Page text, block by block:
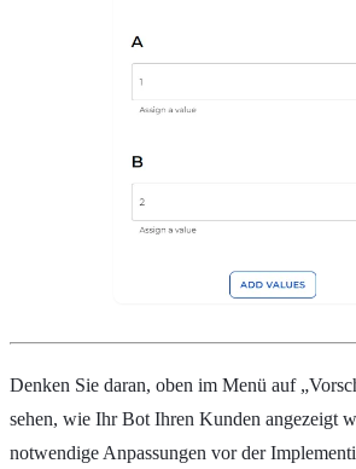
Denken Sie daran, oben im Menü auf
sehen, wie Ihr Bot Ihren Kunden angezeigt
notwendige Anpassungen vor der